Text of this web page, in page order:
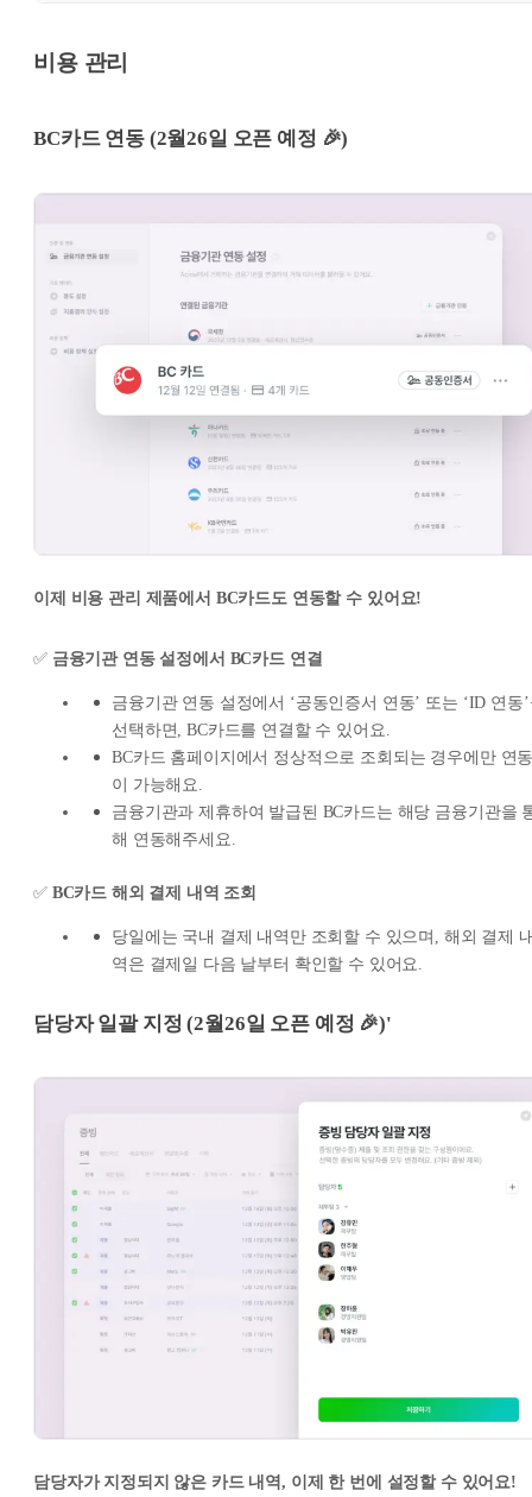
비용 관리
BC카드 연동 (2월26일 오픈 예정 🎉)
이제 비용 관리 제품에서 BC카드도 연동할 수 있어요!
✅ 금융기관 연동 설정에서 BC카드 연결
금융기관 연동 설정에서 ‘공동인증서 연동’ 또는 ‘ID 연동
선택하면, BC카드를 연결할 수 있어요.
BC카드 홈페이지에서 정상적으로 조회되는 경우에만 연
이 가능해요.
금융기관과 제휴하여 발급된 BC카드는 해당 금융기관을
해 연동해주세요.
✅ BC카드 해외 결제 내역 조회
당일에는 국내 결제 내역만 조회할 수 있으며, 해외 결제
역은 결제일 다음 날부터 확인할 수 있어요.
담당자 일괄 지정 (2월26일 오픈 예정 🎉)'
담당자가 지정되지 않은 카드 내역, 이제 한 번에 설정할 수 있어요!